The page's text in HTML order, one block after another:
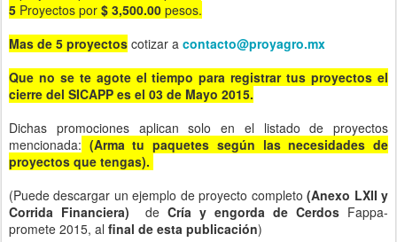
5 Proyectos por $ 3,500.00 pesos.
Mas de 5 proyectos cotizar a contacto@proyagro.mx
Que no se te agote el tiempo para registrar tus proyectos el
cierre del SICAPP es el 03 de Mayo 2015.
Dichas promociones aplican solo en el listado de proyectos
mencionada: (Arma tu paquetes según las necesidades de
proyectos que tengas).
(Puede descargar un ejemplo de proyecto completo(Anexo LXII y
Corrida Financiera) de Cría y engorda de Cerdos Fappa-
promete 2015, al final de esta publicación)